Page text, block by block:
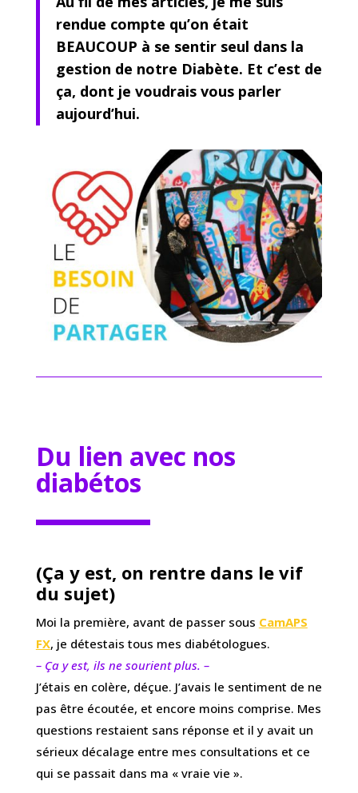
rendue compte qu’on était
BEAUCOUP à se sentir seul dans la
gestion de notre Diabète. Et c’est de
ça, dont je voudrais vous parler
aujourd’hui.
Du lien avec nos
diabétos
(Ça y est, on rentre dans le vif
du sujet)
Moi la première, avant de passer sous CamAPS
FX, je détestais tous mes diabétologues.
– Ça y est, ils ne sourient plus. –
J’étais en colère, déçue. J’avais le sentiment de ne
pas être écoutée, et encore moins comprise. Mes
questions restaient sans réponse et il y avait un
sérieux décalage entre mes consultations et ce
qui se passait dans ma « vraie vie ».